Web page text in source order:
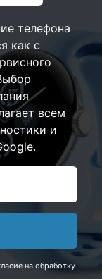
телефона
как с
всем
и
на обработку